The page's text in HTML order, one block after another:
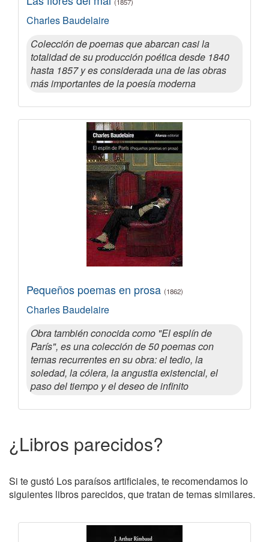
Charles Baudelaire
Colección de poemas que abarcan casi la
totalidad de su producción poética desde 1840
hasta 1857 y es considerada una de las obras
más importantes de la poesía moderna
Pequeños poemas en prosa (1862)
Charles Baudelaire
Obra también conocida como "El esplín de
París", es una colección de 50 poemas con
temas recurrentes en su obra: el tedio, la
soledad, la cólera, la angustia existencial, el
paso del tiempo y el deseo de infinito
¿Libros parecidos?
Si te gustó Los paraísos artificiales, te recomendamos lo
siguientes libros parecidos, que tratan de temas similares.